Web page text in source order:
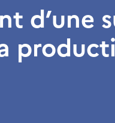
d’une